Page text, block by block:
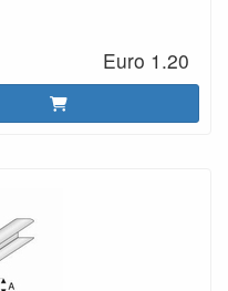
Euro 1.20